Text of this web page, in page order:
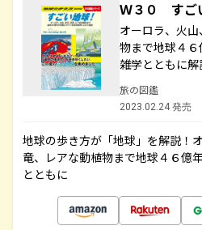
Ｗ３０ すご
オーロラ、火
物まで地球４
雑学とともに解
旅の図鑑
2023.02.24 発売
地球の歩き方が「地球」を解説！
竜、レアな動植物まで地球４６億
とともに